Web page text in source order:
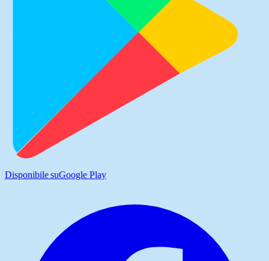
Disponibile suGoogle Play